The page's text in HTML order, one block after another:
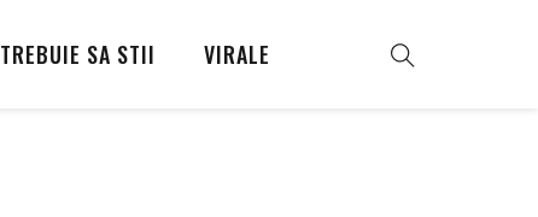
TREBUIE SA STII VIRALE